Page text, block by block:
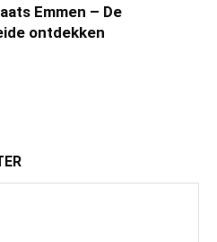
Emmen – De
ontdekken